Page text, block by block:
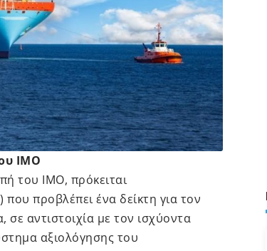
ΙΜΟ
του ΙΜΟ, πρόκειται
που προβλέπει ένα δείκτη για τον
αντιστοιχία με τον ισχύοντα
αξιολόγησης του